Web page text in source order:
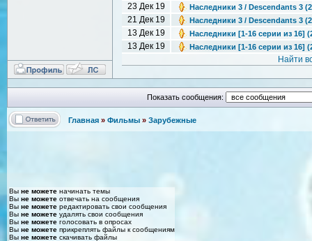
23 Дек 19 Наследники 3 / Descendants 3
21 Дек 19 Наследники 3 / Descendants 3
13 Дек 19 Наследники [1-16 серии из 16]
13 Дек 19 Наследники [1-16 серии из 16]
Найти
Показать сообщения:
Главная » Фильмы » Зарубежные
Вы не можете начинать темы
Вы не можете отвечать на сообщения
Вы не можете редактировать свои сообщения
Вы не можете удалять свои сообщения
Вы не можете голосовать в опросах
Вы не можете прикреплять файлы к сообщениям
Вы не можете скачивать файлы